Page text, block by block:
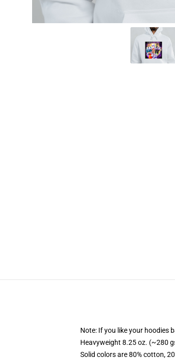
Note: If you like your hoodies
Heavyweight 8.25 oz. (~280
Solid colors are 80% cotton,